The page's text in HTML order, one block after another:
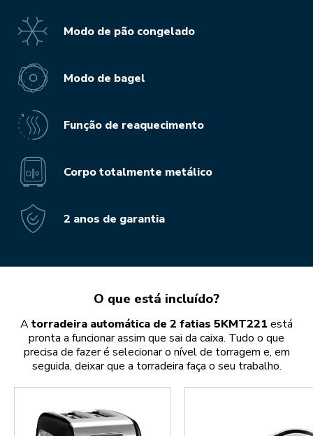
Modo de pão congelado
Modo de bagel
Função de reaquecimento
Corpo totalmente metálico
2 anos de garantia
O que está incluído?
Atorradeira automática de 2 fatias 5KMT221 está
pronta a funcionar assim que sai da caixa. Tudo o que
precisa de fazer é selecionar o nível de torragem e, em
seguida, deixar que a torradeira faça o seu trabalho.